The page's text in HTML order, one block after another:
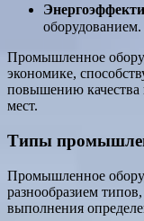
оборудованием.
Промышленное
экономике,
повышению
мест.
Типы
Промышленное
разнообразием
выполнения